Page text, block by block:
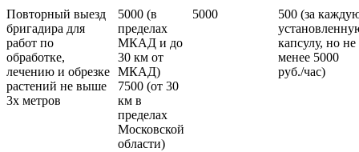
Повторный выезд
бригадира для
работ по
обработке,
лечению и обрезке
растений не выше
3х метров
5000 (в
пределах
МКАД и до
30 км от
МКАД)
7500 (от 30
км в
пределах
Московской
области)
5000
500 (за
капсулу, но не
менее 5000
руб./час)